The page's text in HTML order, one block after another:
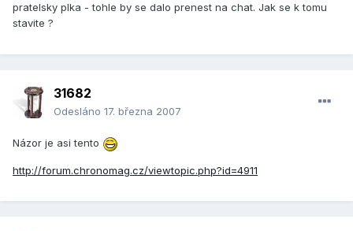
pratelsky plka - tohle by se dalo prenest na chat. Jak se k tomu
stavite ?
31682
Odesláno 17. března 2007
Názor je asi tento
http://forum.chronomag.cz/viewtopic.php?id=4911